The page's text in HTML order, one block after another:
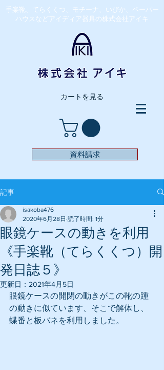
​手楽靴、てらくくつ、モチーナ、いびか、ペーパー
ハウスなどアイディア器具の株式会社アイキ
カートを見る
資料請求
記事
眼鏡ケースの動きを利用
《手楽靴（てらくくつ）開
発日誌５》
isakoba476
2020年6月28日 読了時間: 1分
更新日： 2021年4月5日
眼鏡ケースの開閉の動きがこの靴の踵
の動きに似ています、そこで解体し、
蝶番と板バネを利用しました。